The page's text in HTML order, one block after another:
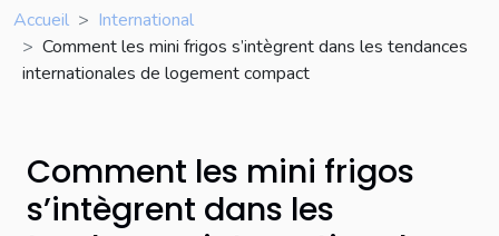
Accueil
International
Comment les mini frigos s’intègrent dans les tendances
internationales de logement compact
Comment les mini frigos
s’intègrent dans les